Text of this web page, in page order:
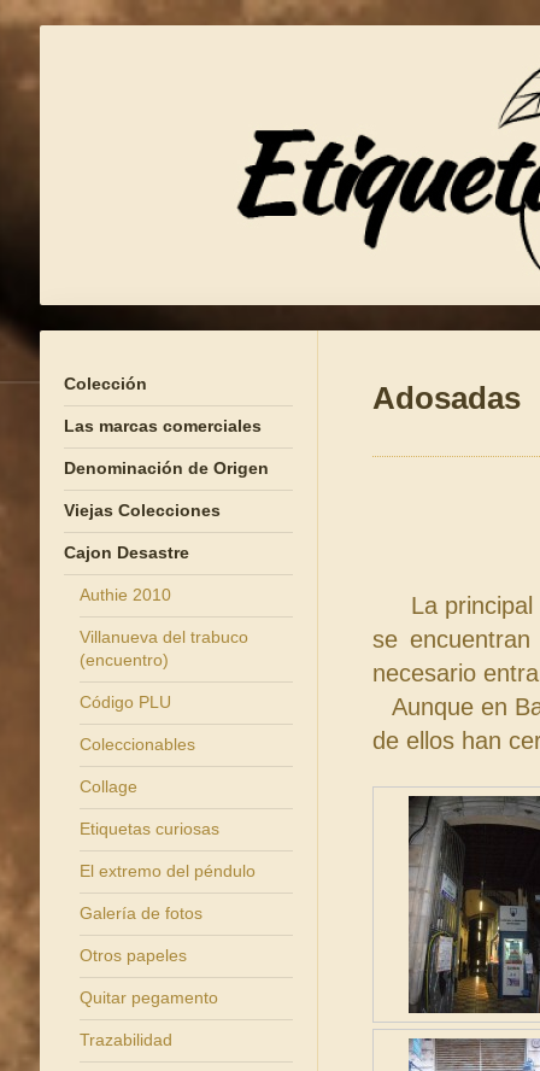
Colección
Las marcas comerciales
Denominación de Origen
Viejas Colecciones
Cajon Desastre
Authie 2010
Villanueva del trabuco
(encuentro)
Código PLU
Coleccionables
Collage
Etiquetas curiosas
El extremo del péndulo
Galería de fotos
Otros papeles
Quitar pegamento
Trazabilidad
Adosadas
La principal
se
necesario
Aunque en
de ellos han